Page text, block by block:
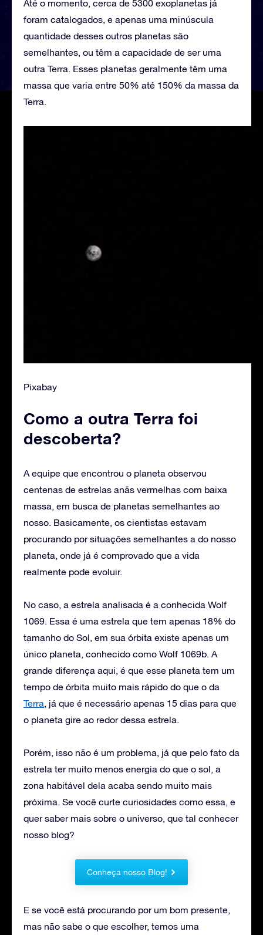
Até o momento, cerca de 5300 exoplanetas já
foram catalogados, e apenas uma minúscula
quantidade desses outros planetas são
semelhantes, ou têm a capacidade de ser uma
outra Terra. Esses planetas geralmente têm uma
massa que varia entre 50% até 150% da massa da
Terra.
Pixabay
Como a outra Terra foi
descoberta?
A equipe que encontrou o planeta observou
centenas de estrelas anãs vermelhas com baixa
massa, em busca de planetas semelhantes ao
nosso. Basicamente, os cientistas estavam
procurando por situações semelhantes a do nosso
planeta, onde já é comprovado que a vida
realmente pode evoluir.
No caso, a estrela analisada é a conhecida Wolf
1069. Essa é uma estrela que tem apenas 18% do
tamanho do Sol, em sua órbita existe apenas um
único planeta, conhecido como Wolf 1069b. A
grande diferença aqui, é que esse planeta tem um
tempo de órbita muito mais rápido do que o da
Terra, já que é necessário apenas 15 dias para que
o planeta gire ao redor dessa estrela.
Porém, isso não é um problema, já que pelo fato da
estrela ter muito menos energia do que o sol, a
zona habitável dela acaba sendo muito mais
próxima. Se você curte curiosidades como essa, e
quer saber mais sobre o universo, que tal conhecer
nosso blog?
Conheça nosso Blog!
E se você está procurando por um bom presente,
mas não sabe o que escolher, temos uma